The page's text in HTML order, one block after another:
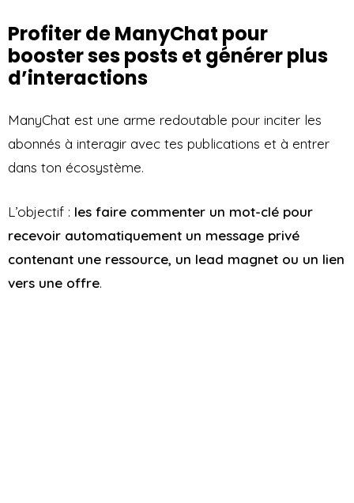
Profiter de ManyChat pour
booster ses posts et générer plus
d’interactions
ManyChat est une arme redoutable pour inciter les
abonnés à interagir avec tes publications et à entrer
dans ton écosystème.
L’objectif : les faire commenter un mot-clé pour
recevoir automatiquement un message privé
contenant une ressource, un lead magnet ou un lien
vers une offre.